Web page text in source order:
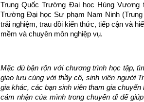
Trung Quốc Trường Đại học Hùng
Trường Đại học Sư phạm Nam Ninh
trải nghiệm, trau dồi kiến thức, tiếp cận và
mềm và chuyên môn nghiệp vụ.
Mặc dù bận rộn với chương trình học tập,
giao lưu cùng với thầy cô, sinh viên người
gia khác, các bạn sinh viên tham gia
cảm nhận của mình trong chuyến đi để